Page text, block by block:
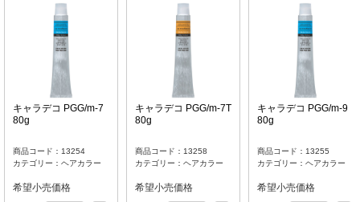
キャラデコ PGG/m-7
80g
商品コード：13254
カテゴリー：ヘアカラー
希望小売価格
キャラデコ PGG/m-7T
80g
商品コード：13258
カテゴリー：ヘアカラー
希望小売価格
キャラデコ PGG/m-9
80g
商品コード：13255
カテゴリー：ヘアカラー
希望小売価格